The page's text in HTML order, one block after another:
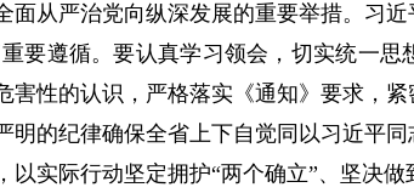
严治党向纵深发展的重要举措。习近
要遵循。要认真学习领会，切实统一
性的认识，严格落实《通知》要求，
的纪律确保全省上下自觉同以习近平
实际行动坚定拥护“两个确立”、坚决做